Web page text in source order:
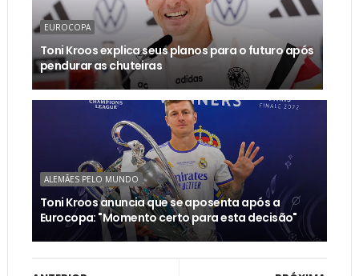
EUROCOPA
Toni Kroos explica seus planos para o futuro após
pendurar as chuteiras
ALEMÃES PELO MUNDO
Toni Kroos anuncia que se aposenta após a
Eurocopa: "Momento certo para esta decisão"